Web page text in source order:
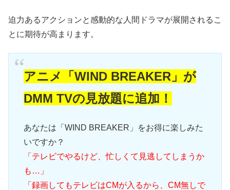
迫力あるアクションと感動的な人間ドラマが展開されるこ
とに期待が高まります。
アニメ「WIND BREAKER」が
DMM TVの見放題に追加！
あなたは「WIND BREAKER」をお得に楽しみた
いですか？
「テレビでやるけど、忙しくて見逃してしまうか
も…」
「録画してもテレビはCMが入るから、CM無しで